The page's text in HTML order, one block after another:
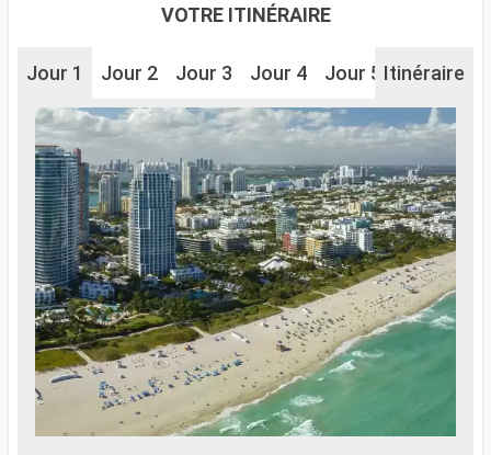
VOTRE ITINÉRAIRE
Jour 1 Jour 2 Jour 3 Jour 4 Jour 5 Jour 6
Itinéraire